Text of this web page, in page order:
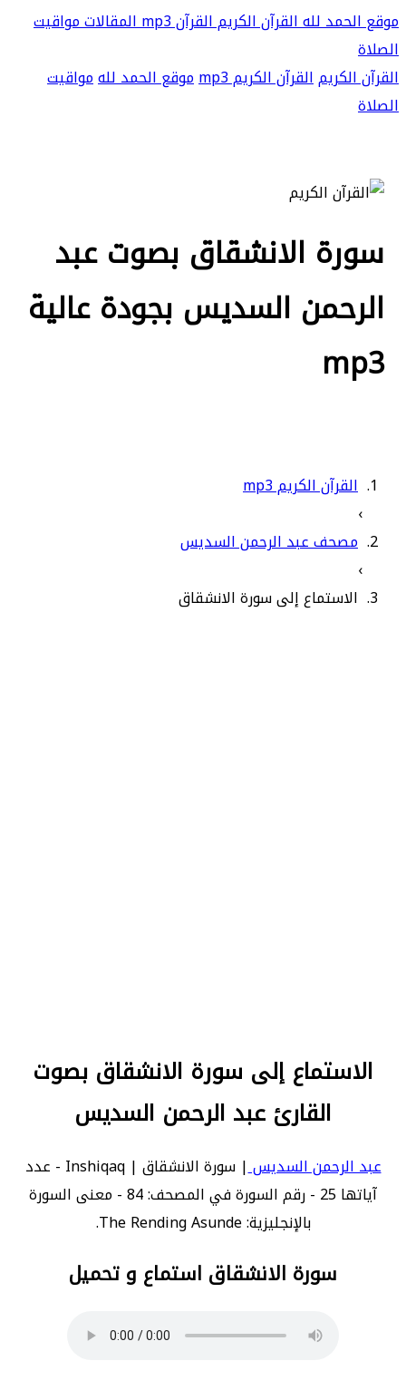
موقع الحمد للهالقرآن الكريمالقرآن mp3 المقالاتمواقيت
الصلاة
القرآن الكريمالقرآن الكريم mp3 موقع الحمد للهمواقيت
الصلاة
سورة الانشقاق بصوت عبد
الرحمن السديس بجودة عالية
mp3
القرآن الكريم mp3
›
مصحف عبد الرحمن السديس
›
الاستماع إلى سورة الانشقاق
الاستماع إلى سورة الانشقاق بصوت
القارئ عبد الرحمن السديس
عبد الرحمن السديس
| سورة الانشقاق | Inshiqaq - عدد
آياتها 25 - رقم السورة في المصحف: 84 - معنى السورة
بالإنجليزية: The Rending Asunde.
سورة الانشقاق استماع و تحميل